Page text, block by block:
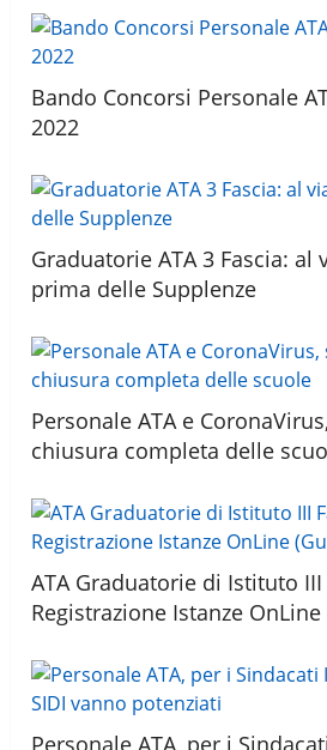
Bando Concorsi Personale
2022
Graduatorie ATA 3 Fascia: al
prima delle Supplenze
Personale ATA e
chiusura completa delle
ATA Graduatorie di Istituto III
Registrazione Istanze OnLine
Personale ATA, per i